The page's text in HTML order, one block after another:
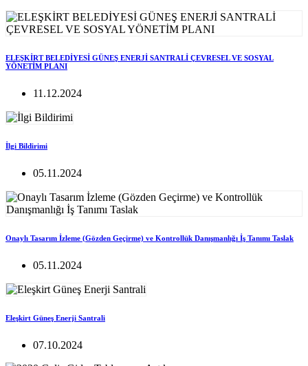
ELEŞKİRT BELEDİYESİ GÜNEŞ ENERJİ SANTRALİ ÇEVRESEL VE SOSYAL
YÖNETİM PLANI
11.12.2024
İlgi Bildirimi
05.11.2024
Onaylı Tasarım İzleme (Gözden Geçirme) ve Kontrollük Danışmanlığı İş Tanımı Taslak
05.11.2024
Eleşkirt Güneş Enerji Santrali
07.10.2024